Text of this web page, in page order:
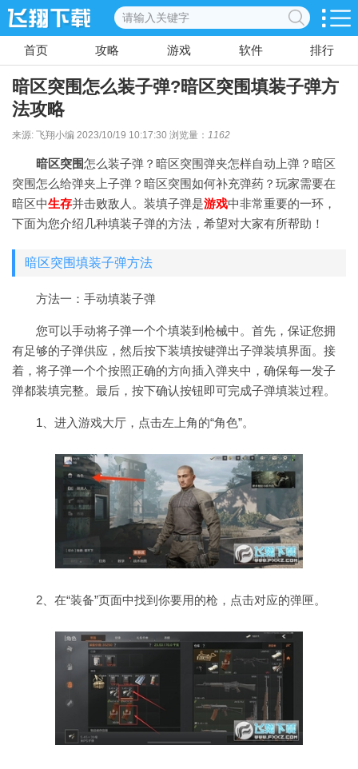
首页 攻略 游戏 软件 排行
暗区突围怎么装子弹?暗区突围填装子弹方
法攻略
来源: 飞翔小编 2023/10/19 10:17:30 浏览量： 1162
暗区突围怎么装子弹？暗区突围弹夹怎样自动上弹？暗区
突围怎么给弹夹上子弹？暗区突围如何补充弹药？玩家需要在
暗区中生存并击败敌人。装填子弹是游戏中非常重要的一环，
下面为您介绍几种填装子弹的方法，希望对大家有所帮助！
暗区突围填装子弹方法
方法一：手动填装子弹
您可以手动将子弹一个个填装到枪械中。首先，保证您拥
有足够的子弹供应，然后按下装填按键弹出子弹装填界面。接
着，将子弹一个个按照正确的方向插入弹夹中，确保每一发子
弹都装填完整。最后，按下确认按钮即可完成子弹填装过程。
1、进入游戏大厅，点击左上角的“角色”。
2、在“装备”页面中找到你要用的枪，点击对应的弹匣。